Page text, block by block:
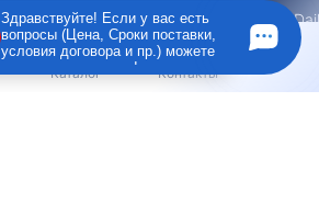
Subaru
Suzuki
Каталог Контакты
Здравствуйте! Если у вас есть
вопросы (Цена, Сроки поставки,
условия договора и пр.) можете
задать их мне в чат!